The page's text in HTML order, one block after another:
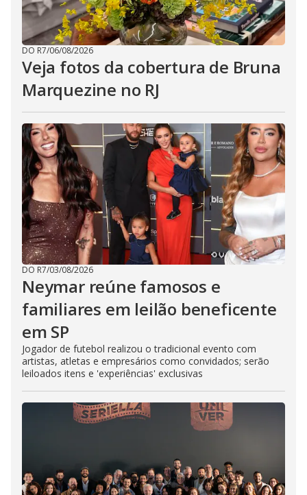
DO R7/06/08/2026
Veja fotos da cobertura de Bruna
Marquezine no RJ
DO R7/03/08/2026
Neymar reúne famosos e
familiares em leilão beneficente
em SP
Jogador de futebol realizou o tradicional evento com
artistas, atletas e empresários como convidados; serão
leiloados itens e 'experiências' exclusivas